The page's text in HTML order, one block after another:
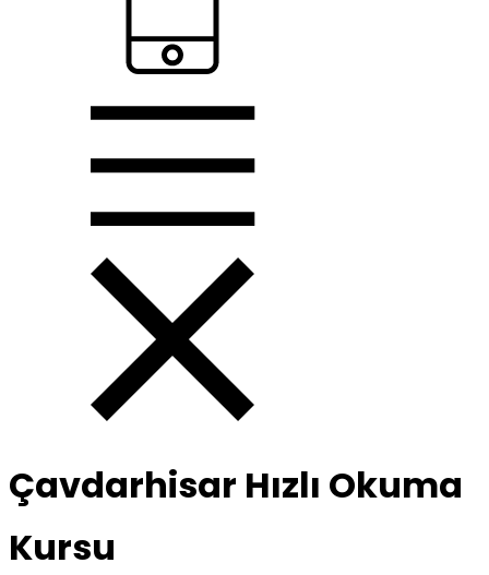
Çavdarhisar Hızlı Okuma
Kursu